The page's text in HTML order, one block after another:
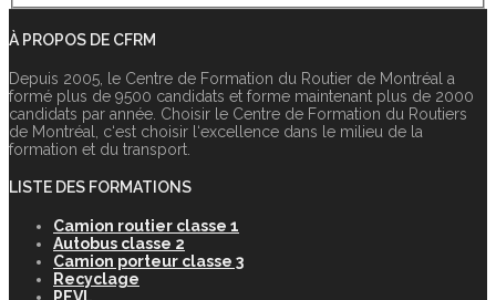
À PROPOS DE CFRM
Depuis 2005, le Centre de Formation du Routier de Montréal a
formé plus de 9500 candidats et forme maintenant plus de 2000
candidats par année. Choisir le Centre de Formation du Routiers
de Montréal, c‘est choisir l‘excellence dans le milieu de la
formation et du transport.
LISTE DES FORMATIONS
Camion routier classe 1
Autobus classe 2
Camion porteur classe 3
Recyclage
PEVL